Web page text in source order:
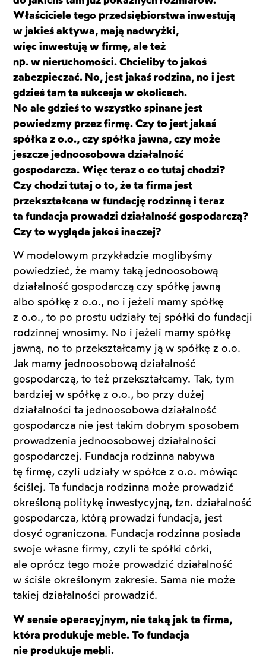
Właściciele tego przedsiębiorstwa inwestują
w jakieś aktywa, mają nadwyżki,
więc inwestują w firmę, ale też
np. w nieruchomości. Chcieliby to jakoś
zabezpieczać. No, jest jakaś rodzina, no i jest
gdzieś tam ta sukcesja w okolicach.
No ale gdzieś to wszystko spinane jest
powiedzmy przez firmę. Czy to jest jakaś
spółka z o.o., czy spółka jawna, czy może
jeszcze jednoosobowa działalność
gospodarcza. Więc teraz o co tutaj chodzi?
Czy chodzi tutaj o to, że ta firma jest
przekształcana w fundację rodzinną i teraz
ta fundacja prowadzi działalność gospodarczą?
Czy to wygląda jakoś inaczej?
W modelowym przykładzie moglibyśmy
powiedzieć, że mamy taką jednoosobową
działalność gospodarczą czy spółkę jawną
albo spółkę z o.o., no i jeżeli mamy spółkę
z o.o., to po prostu udziały tej spółki do fundacji
rodzinnej wnosimy. No i jeżeli mamy spółkę
jawną, no to przekształcamy ją w spółkę z o.o.
Jak mamy jednoosobową działalność
gospodarczą, to też przekształcamy. Tak, tym
bardziej w spółkę z o.o., bo przy dużej
działalności ta jednoosobowa działalność
gospodarcza nie jest takim dobrym sposobem
prowadzenia jednoosobowej działalności
gospodarczej. Fundacja rodzinna nabywa
tę firmę, czyli udziały w spółce z o.o. mówiąc
ściślej. Ta fundacja rodzinna może prowadzić
określoną politykę inwestycyjną, tzn. działalność
gospodarcza, którą prowadzi fundacja, jest
dosyć ograniczona. Fundacja rodzinna posiada
swoje własne firmy, czyli te spółki córki,
ale oprócz tego może prowadzić działalność
w ściśle określonym zakresie. Sama nie może
takiej działalności prowadzić.
W sensie operacyjnym, nie taką jak ta firma,
która produkuje meble. To fundacja
nie produkuje mebli.